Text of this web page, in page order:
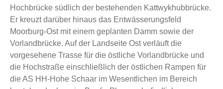
Hochbrücke südlich der bestehenden Kattwykhubbrücke.
Er kreuzt darüber hinaus das Entwässerungsfeld
Moorburg-Ost mit einem geplanten Damm sowie der
Vorlandbrücke. Auf der Landseite Ost verläuft die
vorgesehene Trasse für die östliche Vorlandbrücke und
die Hochstraße einschließlich der östlichen Rampen für
die AS HH-Hohe Schaar im Wesentlichen im Bereich